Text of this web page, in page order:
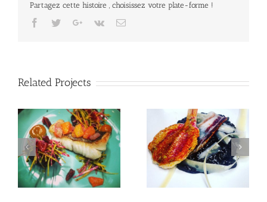
Partagez cette histoire , choisissez votre plate-forme !
Facebook
TwitterGoogle+
Vk Email
Related Projects
Rouget Barbet Fleurs d’acacia